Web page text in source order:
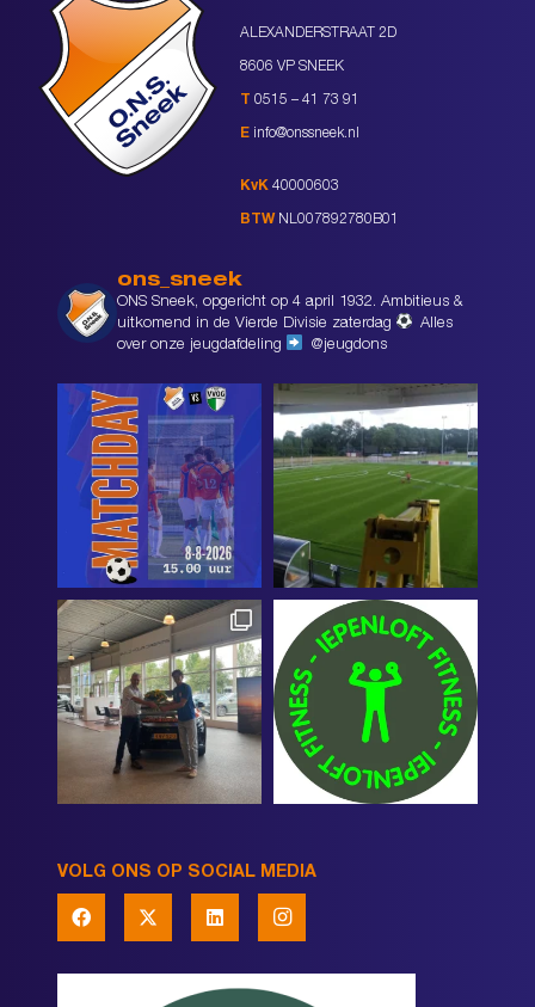
ALEXANDERSTRAAT 2D
8606 VP SNEEK
T 0515 – 41 73 91
E info@onssneek.nl
KvK 40000603
BTW NL007892780B01
ons_sneek
ONS Sneek, opgericht op 4 april 1932. Ambitieus &
uitkomend in de Vierde Divisie zaterdag
Alles
over onze jeugdafdeling
@jeugdons
VOLG ONS OP SOCIAL MEDIA